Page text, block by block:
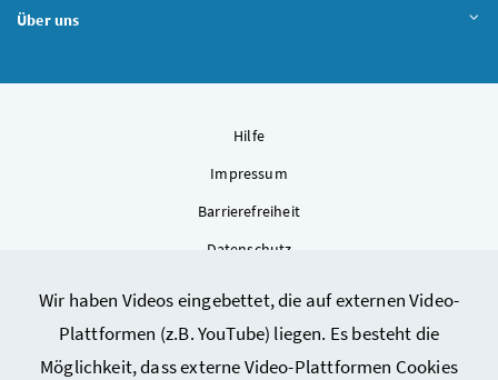
Wir haben Videos eingebettet, die auf externen Video-
Plattformen (z.B. YouTube) liegen. Es besteht die
Möglichkeit, dass externe Video-Plattformen Cookies
Über uns
Hilfe
Impressum
Barrierefreiheit
Datenschutz
Sitemap
Cookie-Einstellungen